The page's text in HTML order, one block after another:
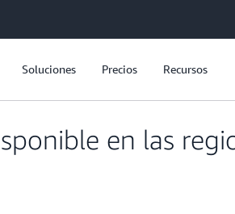
Soluciones Precios Recursos
en las